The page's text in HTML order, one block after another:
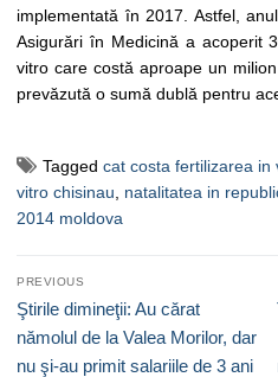
implementată în 2017. Astfel,
Asigurări în Medicină a acoperit
vitro care costă aproape un
prevăzută o sumă dublă pentru
Tagged cat costa fertilizarea in
vitro chisinau
natalitatea in
2014 moldova
Navigare
în
articole
PREVIOUS
Previous
post:
Ştirile dimineţii: Au cărat
nămolul de la Valea Morilor, dar
nu şi-au primit salariile de 3 ani